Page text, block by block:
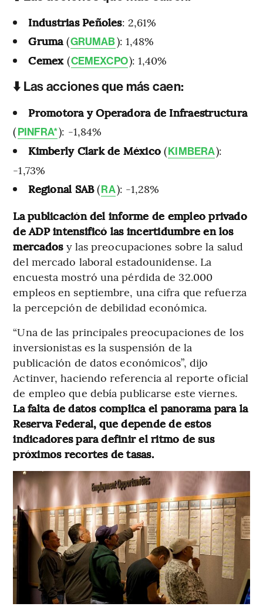
Industrias Peñoles: 2,61%
Gruma (GRUMAB): 1,48%
Cemex (CEMEXCPO): 1,40%
⬇️ Las acciones que más caen:
Promotora y Operadora de Infraestructura
(PINFRA*): -1,84%
Kimberly Clark de México (KIMBERA):
-1,73%
Regional SAB(RA): -1,28%
La publicación del informe de empleo privado
de ADP intensificó las incertidumbre en los
mercados y las preocupaciones sobre la salud
del mercado laboral estadounidense. La
encuesta mostró una pérdida de 32.000
empleos en septiembre, una cifra que refuerza
la percepción de debilidad económica.
“Una de las principales preocupaciones de los
inversionistas es la suspensión de la
publicación de datos económicos”, dijo
Actinver, haciendo referencia al reporte oficial
de empleo que debía publicarse este viernes.
La falta de datos complica el panorama para la
Reserva Federal, que depende de estos
indicadores para definir el ritmo de sus
próximos recortes de tasas.